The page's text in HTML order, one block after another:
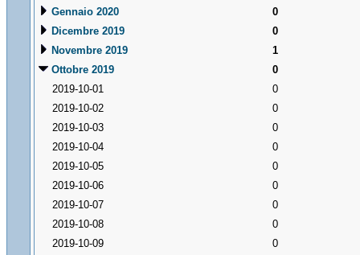
Gennaio 2020
0
Dicembre 2019
0
Novembre 2019
1
Ottobre 2019
0
2019-10-01
0
2019-10-02
0
2019-10-03
0
2019-10-04
0
2019-10-05
0
2019-10-06
0
2019-10-07
0
2019-10-08
0
2019-10-09
0